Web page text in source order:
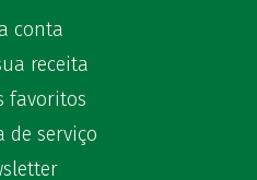
conta
receita
favoritos
de serviço